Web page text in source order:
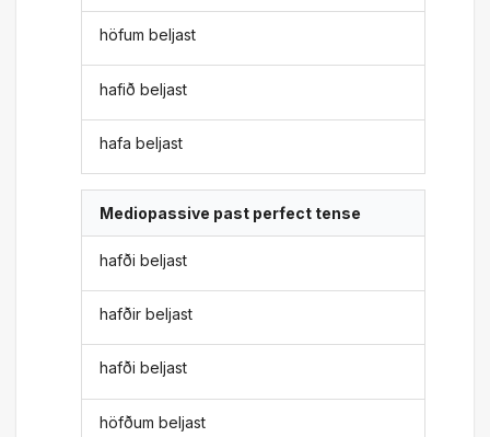
höfum beljast
hafið beljast
hafa beljast
Mediopassive past perfect tense
hafði beljast
hafðir beljast
hafði beljast
höfðum beljast